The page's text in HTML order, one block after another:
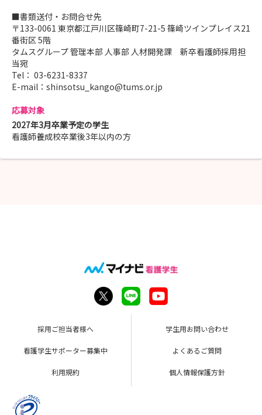
■書類送付・お問合せ先
〒133-0061 東京都江戸川区篠崎町7-21-5 篠崎ツインプレイス21
番街区 5階
タムスグループ 管理本部 人事部 人材開発課 新卒看護師採用担
当宛
Tel： 03-6231-8337
E-mail：shinsotsu_kango@tums.or.jp
応募対象
2027年3月卒業予定の学生
看護師養成校卒業後3年以内の方
採用ご担当者様へ 学生用お問い合わせ
看護学生サポーター募集中 よくあるご質問
利用規約 個人情報保護方針